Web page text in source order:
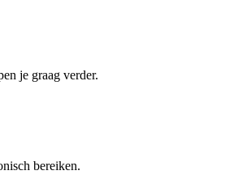
je graag verder.
bereiken.